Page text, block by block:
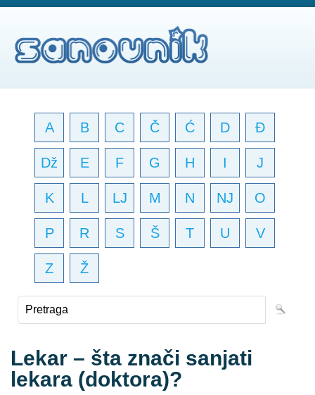
A B C Č Ć D Đ
Dž E F G H I J
K L LJ M N NJ O
P R S Š T U V
Z Ž
Lekar – šta znači sanjati
lekara (doktora)?